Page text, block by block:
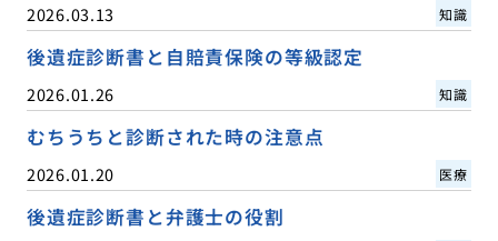
2026.03.13 知識
後遺症診断書と自賠責保険の等級認定
2026.01.26 知識
むちうちと診断された時の注意点
2026.01.20 医療
後遺症診断書と弁護士の役割